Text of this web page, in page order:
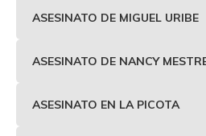
ASESINATO DE MIGUEL URIBE
ASESINATO DE NANCY
ASESINATO EN LA PICOTA